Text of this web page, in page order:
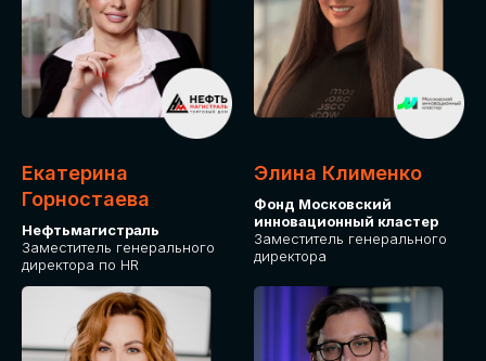
Екатерина
Горностаева
Нефтьмагистраль
Заместитель генерального
директора по HR
Элина Клименко
Фонд Московский
инновационный кластер
Заместитель генерального
директора
Приглашаем стать партнером GLOBAL
TECH FORUM и презентовать ваши
решения целевой аудитории. Будем
рады сотрудничеству!
СТАНЬТЕ
ЭКСПОНЕНТОМ
ПОДАТЬ ЗАЯВКУ
IT Solutions for Business